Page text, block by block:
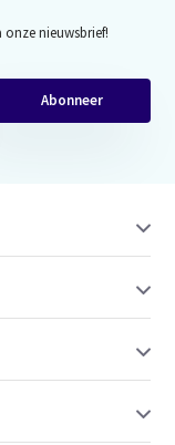
nieuwsbrief!
Abonneer